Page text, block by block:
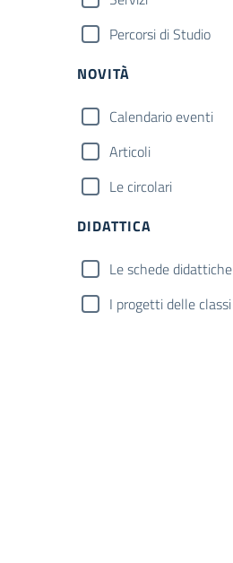
Percorsi di Studio
NOVITÀ
Calendario eventi
Articoli
Le circolari
DIDATTICA
Le schede didattiche
I progetti delle classi